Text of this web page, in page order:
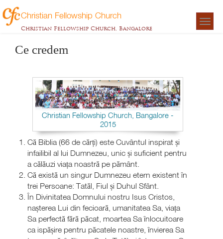
Christian Fellowship Church
Christian Fellowship Church, Bangalore
Ce credem
Christian Fellowship Church, Bangalore -
2015
Că Biblia (66 de cărți) este Cuvântul inspirat și
infailibil al lui Dumnezeu, unic și suficient pentru
a călăuzi viața noastră pe pământ.
Că există un singur Dumnezeu etern existent în
trei Persoane: Tatăl, Fiul și Duhul Sfânt.
În Divinitatea Domnului nostru Isus Cristos,
nașterea Lui din fecioară, umanitatea Sa, viața
Sa perfectă fără păcat, moartea Sa înlocuitoare
ca ispășire pentru păcatele noastre, învierea Sa